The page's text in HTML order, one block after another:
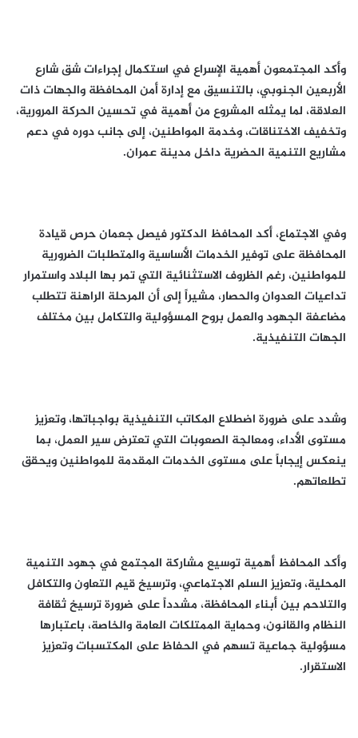
وأكد المجتمعون أهمية الإسراع في استكمال إجراءات شق شارع
الأربعين الجنوبي، بالتنسيق مع إدارة أمن المحافظة والجهات ذات
العلاقة، لما يمثله المشروع من أهمية في تحسين الحركة المرورية،
وتخفيف الاختناقات، وخدمة المواطنين، إلى جانب دوره في دعم
مشاريع التنمية الحضرية داخل مدينة عمران.
وفي الاجتماع، أكد المحافظ الدكتور فيصل جعمان حرص قيادة
المحافظة على توفير الخدمات الأساسية والمتطلبات الضرورية
للمواطنين، رغم الظروف الاستثنائية التي تمر بها البلاد واستمرار
تداعيات العدوان والحصار، مشيراً إلى أن المرحلة الراهنة تتطلب
مضاعفة الجهود والعمل بروح المسؤولية والتكامل بين مختلف
الجهات التنفيذية.
وشدد على ضرورة اضطلاع المكاتب التنفيذية بواجباتها، وتعزيز
مستوى الأداء، ومعالجة الصعوبات التي تعترض سير العمل، بما
ينعكس إيجاباً على مستوى الخدمات المقدمة للمواطنين ويحقق
تطلعاتهم.
وأكد المحافظ أهمية توسيع مشاركة المجتمع في جهود التنمية
المحلية، وتعزيز السلم الاجتماعي، وترسيخ قيم التعاون والتكافل
والتلاحم بين أبناء المحافظة، مشدداً على ضرورة ترسيخ ثقافة
النظام والقانون، وحماية الممتلكات العامة والخاصة، باعتبارها
مسؤولية جماعية تسهم في الحفاظ على المكتسبات وتعزيز
الاستقرار.